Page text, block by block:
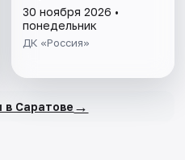
30 ноября 2026 •
понедельник
ДК «Россия»
в Саратове →